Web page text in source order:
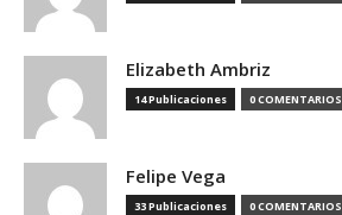
Elizabeth Ambriz
14 Publicaciones 0 COMENTARIOS
Felipe Vega
33 Publicaciones 0 COMENTARIOS